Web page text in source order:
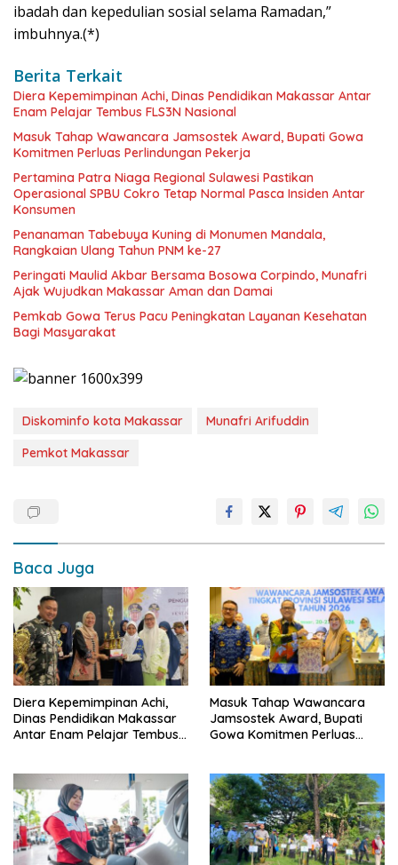
ibadah dan kepedulian sosial selama Ramadan,”
imbuhnya.(*)
Berita Terkait
Diera Kepemimpinan Achi, Dinas Pendidikan Makassar Antar
Enam Pelajar Tembus FLS3N Nasional
Masuk Tahap Wawancara Jamsostek Award, Bupati Gowa
Komitmen Perluas Perlindungan Pekerja
Pertamina Patra Niaga Regional Sulawesi Pastikan
Operasional SPBU Cokro Tetap Normal Pasca Insiden Antar
Konsumen
Penanaman Tabebuya Kuning di Monumen Mandala,
Rangkaian Ulang Tahun PNM ke-27
Peringati Maulid Akbar Bersama Bosowa Corpindo, Munafri
Ajak Wujudkan Makassar Aman dan Damai
Pemkab Gowa Terus Pacu Peningkatan Layanan Kesehatan
Bagi Masyarakat
Diskominfo kota Makassar
Munafri Arifuddin
Pemkot Makassar
Baca Juga
Diera Kepemimpinan Achi,
Dinas Pendidikan Makassar
Antar Enam Pelajar Tembus
Masuk Tahap Wawancara
Jamsostek Award, Bupati
Gowa Komitmen Perluas